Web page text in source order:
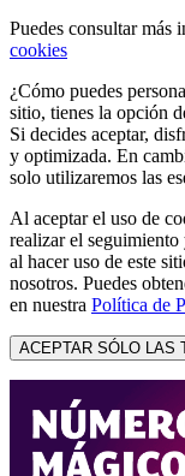
Puedes consultar más
cookies
¿Cómo puedes
sitio, tienes la opción
Si decides aceptar,
y optimizada. En
solo utilizaremos las
Al aceptar el uso de
realizar el
al hacer uso de este
nosotros. Puedes
en nuestra Política de
ACEPTAR SÓLO LAS